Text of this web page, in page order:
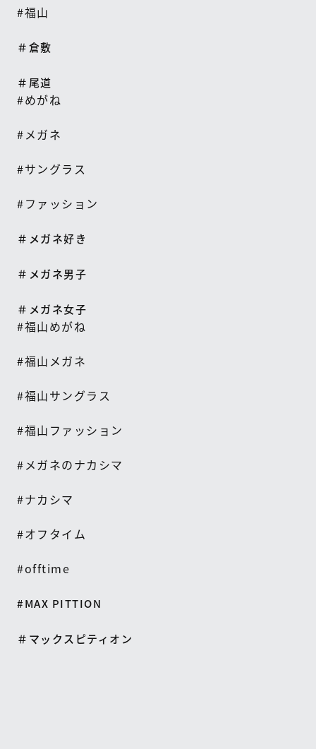
#福山
＃倉敷
＃尾道
#めがね
#メガネ
#サングラス
#ファッション
＃メガネ好き
＃メガネ男子
＃メガネ女子
#福山めがね
#福山メガネ
#福山サングラス
#福山ファッション
#メガネのナカシマ
#ナカシマ
#オフタイム
#offtime
#MAX PITTION
＃マックスピティオン